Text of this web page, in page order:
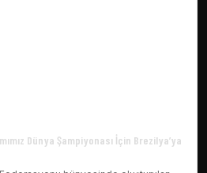
Dünya Şampiyonası İçin Brezilya’ya